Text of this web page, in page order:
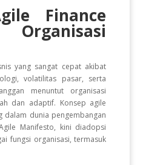
Finance
yang sangat cepat akibat
volatilitas pasar, serta
menuntut organisasi
dan adaptif. Konsep agile
dalam dunia pengembangan
Manifesto, kini diadopsi
fungsi organisasi, termasuk